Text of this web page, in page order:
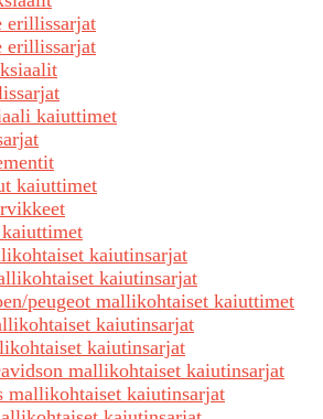
erillissarjat
erillissarjat
kaiuttimet
kaiuttimet
kaiutinsarjat
kaiutinsarjat
peugeot mallikohtaiset kaiuttimet
kaiutinsarjat
kaiutinsarjat
mallikohtaiset kaiutinsarjat
mallikohtaiset kaiutinsarjat